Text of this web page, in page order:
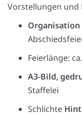
Vorstellungen und
Feierlänge:
A3-Bild,
Staffelei
Schlichte